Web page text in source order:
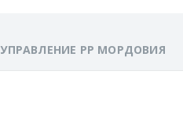
УПРАВЛЕНИЕ РР МОРДОВИЯ